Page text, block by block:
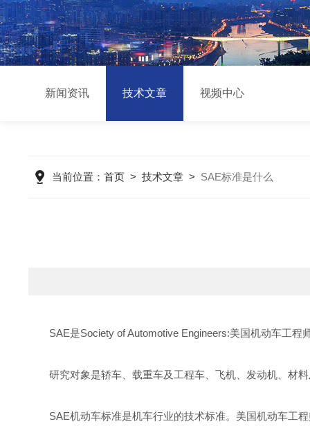
新闻资讯 技术文章 视频中心
当前位置： 首页> 技术文章> SAE标准是什么
SAE是Society of Automotive Engineers:美国机动车工程
研究对象是轿车、载重车及工程车、飞机、发动机、材
SAE机动车标准是机车行业的技术标准。美国机动车工